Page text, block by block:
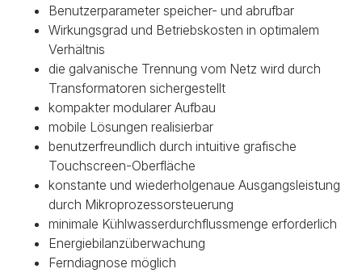
Benutzerparameter speicher- und abrufbar
Wirkungsgrad und Betriebskosten in optimalem
Verhältnis
die galvanische Trennung vom Netz wird durch
Transformatoren sichergestellt
kompakter modularer Aufbau
mobile Lösungen realisierbar
benutzerfreundlich durch intuitive grafische
Touchscreen-Oberfläche
konstante und wiederholgenaue Ausgangsleistung
durch Mikroprozessorsteuerung
minimale Kühlwasserdurchflussmenge erforderlich
Energiebilanzüberwachung
Ferndiagnose möglich